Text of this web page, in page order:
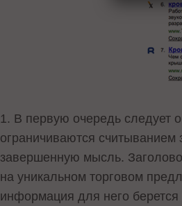
1. В первую очередь следует
ограничиваются
завершенную мысль.
на уникальном торговом
информация для него берется